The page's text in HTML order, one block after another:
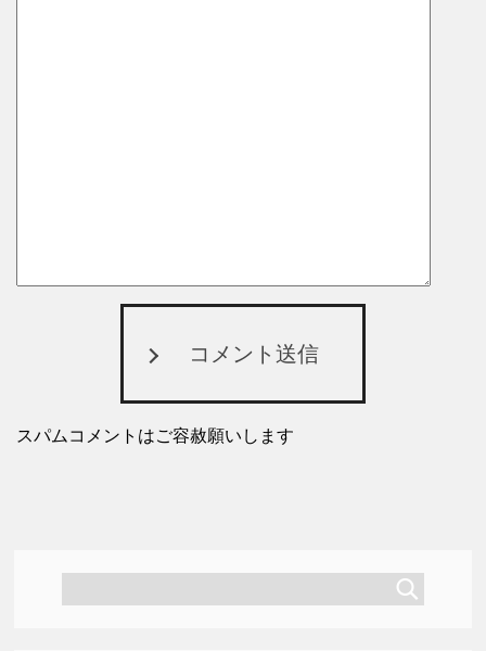
コメント送信
スパムコメントはご容赦願いします